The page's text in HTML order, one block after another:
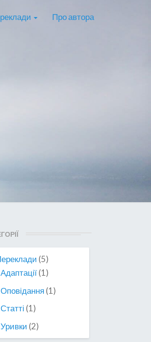
Про автора
(5)
Адаптації(1)
Оповідання (1)
Статті (1)
Уривки (2)